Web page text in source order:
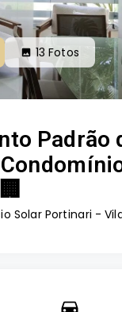
13 Fotos
Padrão
Solar Portinari -